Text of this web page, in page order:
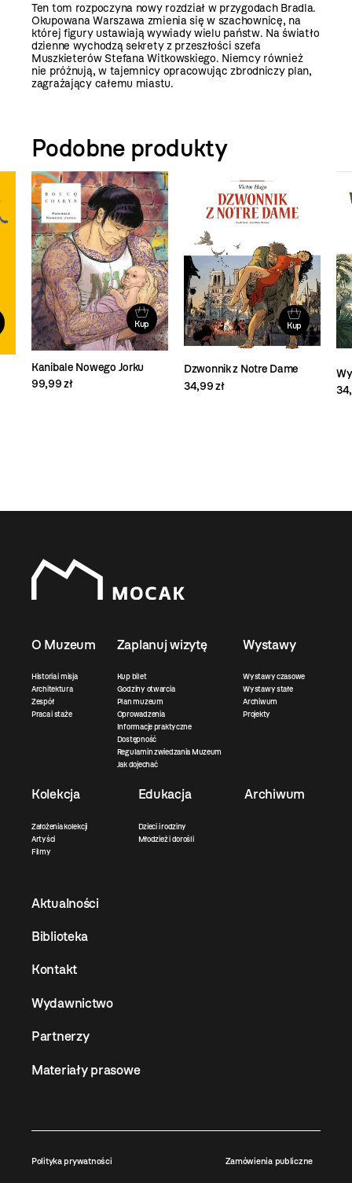
Ten tom rozpoczyna nowy rozdział w przygodach Bradla.
Okupowana Warszawa zmienia się w szachownicę, na
której figury ustawiają wywiady wielu państw. Na światło
dzienne wychodzą sekrety z przeszłości szefa
Muszkieterów Stefana Witkowskiego. Niemcy również
nie próżnują, w tajemnicy opracowując zbrodniczy plan,
zagrażający całemu miastu.
Podobne produkty
Kup
Kanibale Nowego Jorku
99,99 zł
Kup
Dzwonnik z Notre Dame
34,99 zł
O Muzeum
Historia i misja
Architektura
Zespół
Praca i staże
Zaplanuj wizytę
Kup bilet
Godziny otwarcia
Plan muzeum
Oprowadzenia
Informacje praktyczne
Dostępność
Regulamin zwiedzania Muzeum
Jak dojechać
Wystawy
Wystawy czasowe
Wystawy stałe
Archiwum
Projekty
Kolekcja
Założenia kolekcji
Artyści
Filmy
Edukacja
Dzieci i rodziny
Młodzież i dorośli
Archiwum
Aktualności
Biblioteka
Kontakt
Wydawnictwo
Partnerzy
Materiały prasowe
Polityka prywatności Zamówienia publiczne